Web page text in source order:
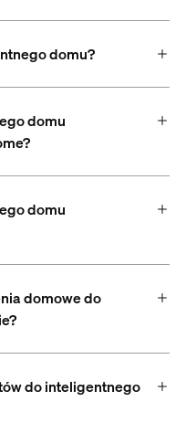
domu?
domu
domu
domowe do
do inteligentnego